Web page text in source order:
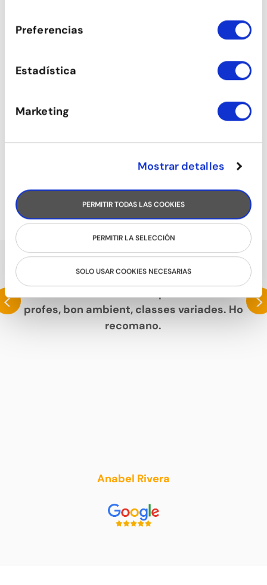
Preferencias
Estadística
Marketing
Mostrar detalles
PERMITIR TODAS LAS COOKIES
PERMITIR LA SELECCIÓN
SOLO USAR COOKIES NECESARIAS
RUMBA FLAMENCA
PARLEN DE NOSALTRES
<
profes, bon ambient, classes variades. Ho
recomano.
Anabel Rivera
>